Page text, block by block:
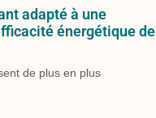
adapté à une
énergétique de
de plus en plus